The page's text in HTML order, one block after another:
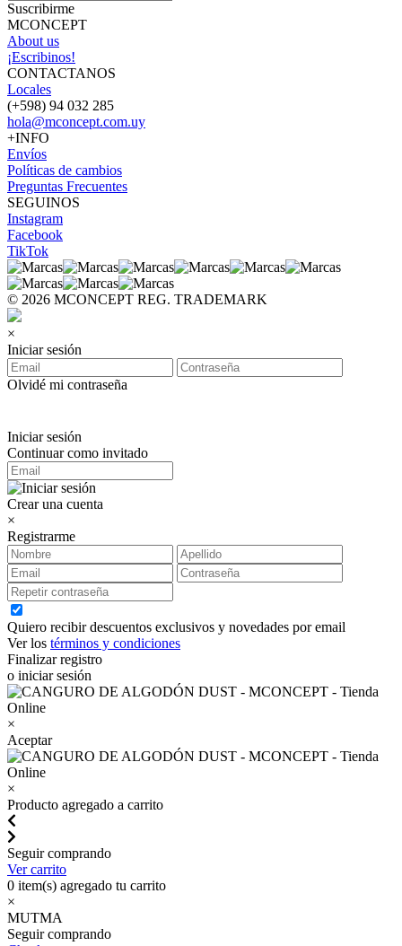
Suscribirme
MCONCEPT
About us
¡Escribinos!
CONTACTANOS
Locales
(+598) 94 032 285
hola@mconcept.com.uy
+INFO
Envíos
Políticas de cambios
Preguntas Frecuentes
SEGUINOS
Instagram
Facebook
TikTok
© 2026 MCONCEPT REG. TRADEMARK
×
Iniciar sesión
Olvidé mi contraseña
Iniciar sesión
Continuar como invitado
Crear una cuenta
×
Registrarme
Quiero recibir descuentos exclusivos y novedades por email
Ver los términos y condiciones
Finalizar registro
o iniciar sesión
×
Aceptar
×
Producto agregado a carrito
Seguir comprando
Ver carrito
0 item(s) agregado tu carrito
×
MUTMA
Seguir comprando